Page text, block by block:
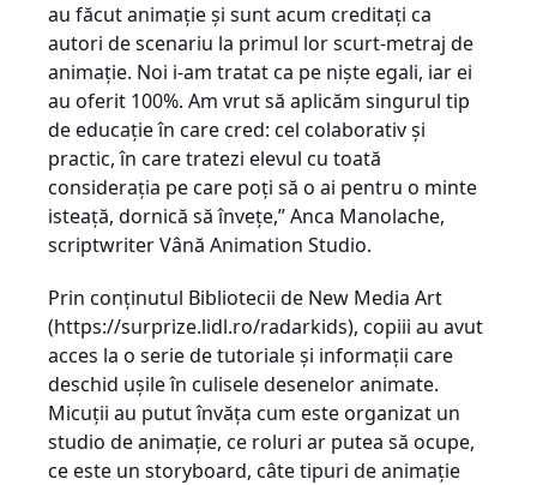
au făcut animație și sunt acum creditați ca
autori de scenariu la primul lor scurt-metraj de
animație. Noi i-am tratat ca pe niște egali, iar ei
au oferit 100%. Am vrut să aplicăm singurul tip
de educație în care cred: cel colaborativ și
practic, în care tratezi elevul cu toată
considerația pe care poți să o ai pentru o minte
isteață, dornică să învețe,” Anca Manolache,
scriptwriter Vână Animation Studio.
Prin conținutul Bibliotecii de New Media Art
(https://surprize.lidl.ro/radarkids), copiii au avut
acces la o serie de tutoriale și informații care
deschid ușile în culisele desenelor animate.
Micuții au putut învăța cum este organizat un
studio de animație, ce roluri ar putea să ocupe,
ce este un storyboard, câte tipuri de animație